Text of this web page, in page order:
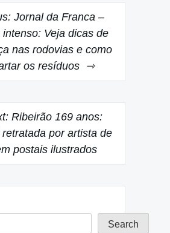
Jornal da Franca –
intenso: Veja dicas de
nas rodovias e como
os resíduos
Ribeirão 169 anos:
por artista de
postais ilustrados
Search